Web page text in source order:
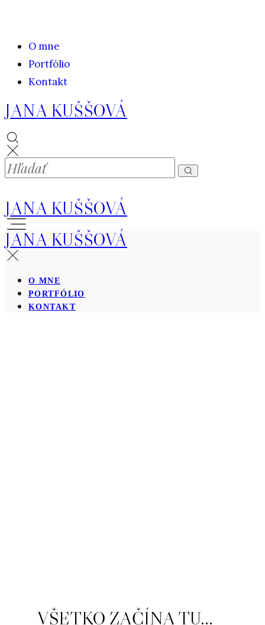
O mne
Portfólio
Kontakt
JANA KUŠŠOVÁ
JANA KUŠŠOVÁ
JANA KUŠŠOVÁ
O MNE
PORTFÓLIO
KONTAKT
VŠETKO ZAČÍNA TU...